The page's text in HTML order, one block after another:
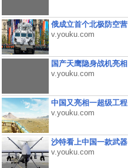
俄成立首个北极防空营
v.youku.com
国产天鹰隐身战机亮相
v.youku.com
中国又亮相一超级工程
v.youku.com
沙特看上中国一款武器
v.youku.com